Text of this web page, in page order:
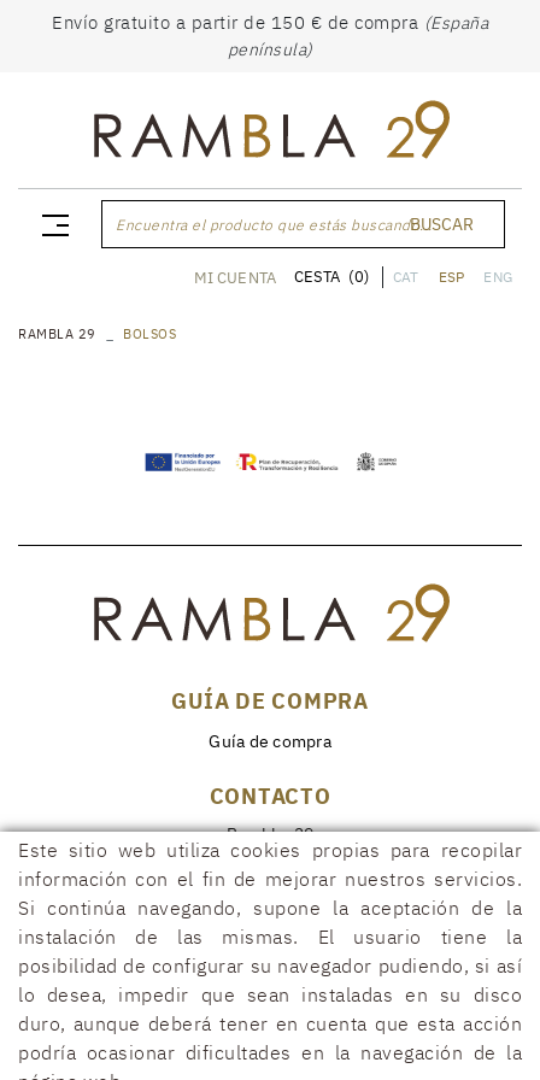
Envío gratuito a partir de 150 € de compra (España
península)
Encuentra el producto que estás buscando...BUSCAR
CAT ESP ENG
MI CUENTA CESTA (0)
RAMBLA 29 BOLSOS
GUÍA DE COMPRA
Guía de compra
CONTACTO
Rambla, 29
17600 FIGUERES (Girona)
972 50 00 07
690 91 26 40
rambla29@rambla29.com
Este sitio web utiliza cookies propias para recopilar
información con el fin de mejorar nuestros servicios.
Si continúa navegando, supone la aceptación de la
instalación de las mismas. El usuario tiene la
posibilidad de configurar su navegador pudiendo, si así
lo desea, impedir que sean instaladas en su disco
duro, aunque deberá tener en cuenta que esta acción
podría ocasionar dificultades en la navegación de la